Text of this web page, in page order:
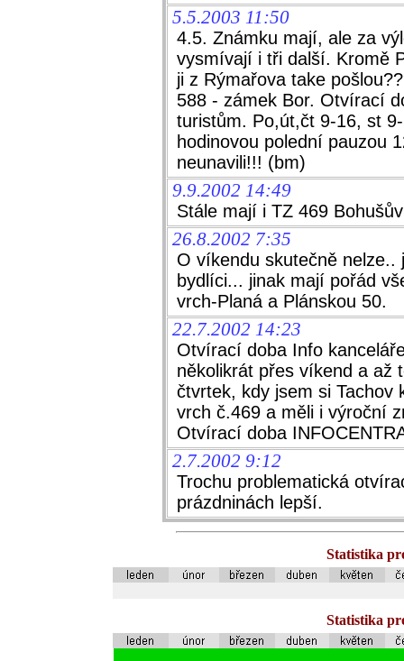
5.5.2003 11:50
4.5. Známku mají, ale za
vysmívají i tři další. Kromě
ji z Rýmařova take
588 - zámek Bor. Otvírací
turistům. Po,út,čt 9-16, st
hodinovou polední pauzou
neunavili!!! (bm)
9.9.2002 14:49
Stále mají i TZ 469
26.8.2002 7:35
O víkendu skutečně
bydlíci... jinak mají pořád
vrch-Planá a Plánskou 50.
22.7.2002 14:23
Otvírací doba Info
několikrát přes víkend a až
čtvrtek, kdy jsem si Tachov
vrch č.469 a měli i výroční
Otvírací doba
2.7.2002 9:12
Trochu problematická
prázdninách lepší.
Statistika
Statistika